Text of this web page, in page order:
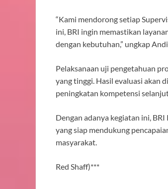
“Kami mendorong setiap
ini, BRI ingin memastikan
dengan kebutuhan,” ungkap Andi.
Pelaksanaan uji pengetahuan
yang tinggi. Hasil evaluasi akan
peningkatan kompetensi
Dengan adanya kegiatan ini,
yang siap mendukung
masyarakat.
Red Shaff)***